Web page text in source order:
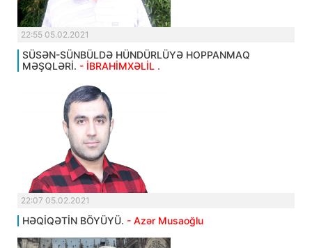
22:55 05.02.2021
SÜSƏN-SÜNBÜLDƏ HÜNDÜRLÜYƏ HOPPANMAQ
MƏŞQLƏRİ. - İBRAHİMXƏLİL .
22:07 05.02.2021
HƏQİQƏTİN BÖYÜYÜ. - Azər Musaoğlu